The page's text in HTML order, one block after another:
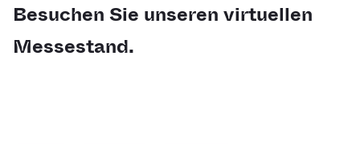
Besuchen Sie unseren virtuellen
Messestand.